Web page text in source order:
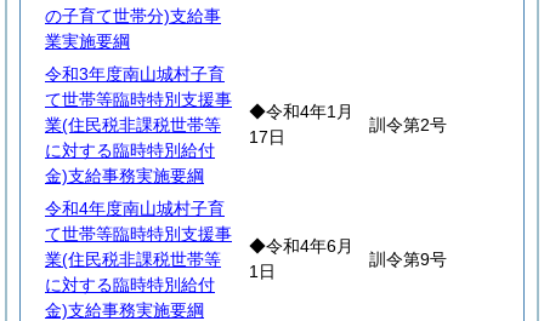
の子育て世帯分)支給事
業実施要綱
令和3年度南山城村子育
て世帯等臨時特別支援事
業(住民税非課税世帯等
に対する臨時特別給付
金)支給事務実施要綱
◆令和4年1月
17日
訓令第2号
令和4年度南山城村子育
て世帯等臨時特別支援事
業(住民税非課税世帯等
に対する臨時特別給付
金)支給事務実施要綱
◆令和4年6月
1日
訓令第9号